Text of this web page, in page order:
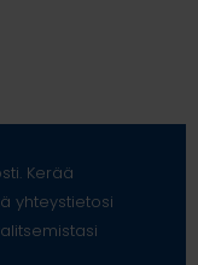
Kerää
yhteystietosi